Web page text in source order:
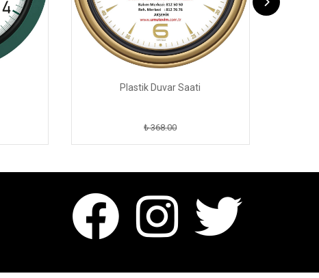
Plastik Duvar Saati
₺ 368.00